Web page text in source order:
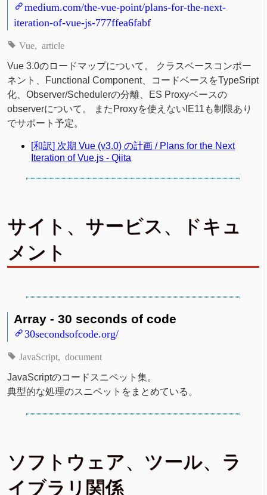
medium.com/the-vue-point/plans-for-the-next-
iteration-of-vue-js-777ffea6fabf
Vue article
Vue 3.0のロードマップについて。 クラスベースコンポー
ネント、Functional Component、コードベースをTypeSript
化、Observer/Schedulerの分離、ES Proxyベースの
observerについて。 またProxyを使えないIE11も制限あり
でサポート予定。
[和訳] 次期 Vue (v3.0) の計画 / Plans for the Next
Iteration of Vue.js - Qiita
サイト、サービス、ドキュ
メント
Array - 30 seconds of code
30secondsofcode.org/
JavaScript document
JavaScriptのコードスニペット集。
典型的な処理のスニペットをまとめている。
ソフトウェア、ツール、ラ
イブラリ関係